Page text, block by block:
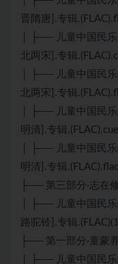
晋隋唐].专辑
│ ├── 儿童中国民
北两宋].专辑
│ ├── 儿童中国民
北两宋].专辑
│ ├── 儿童中国民
明清].专辑.(FLAC).cue
│ ├── 儿童中国民
明清].专辑.(FLAC).flac
├── 第三部分·志在
│ ├── 儿童中国民
路驼铃].专辑
├── 第一部分·童蒙
│ ├── 儿童中国民